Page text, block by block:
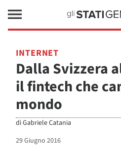
INTERNET
Dalla Svizzera
il fintech che
mondo
diGabriele Catania
29 Giugno 2016